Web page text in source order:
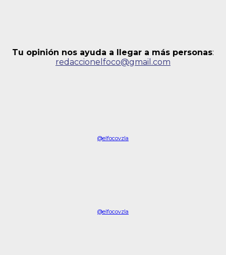
Tu opinión nos ayuda a llegar a más personas:
redaccionelfoco@gmail.com
@elfocovzla
@elfocovzla